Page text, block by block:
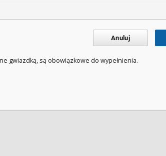
Anuluj
gwiazdką, są obowiązkowe do wypełnienia.